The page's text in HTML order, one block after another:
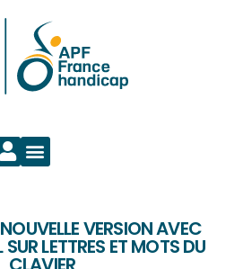
VERSION AVEC
LETTRES ET MOTS DU